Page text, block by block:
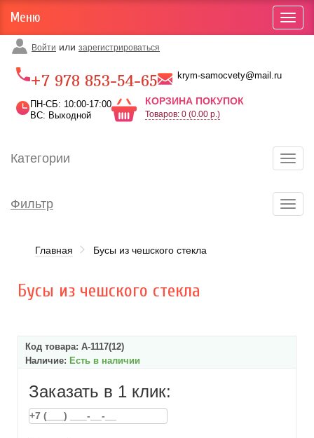
Войти или зарегистрироваться
+7 978 853-54-65 krym-samocvety@mail.ru
ПН-СБ: 10:00-17:00
ВС: Выходной
КОРЗИНА ПОКУПОК
Товаров: 0 (0.00 р.)
Меню
Категории
Фильтр
Главная Бусы из чешского стекла
Бусы из чешского стекла
Код товара: А-1117(12)
Наличие: Есть в наличии
Заказать в 1 клик: